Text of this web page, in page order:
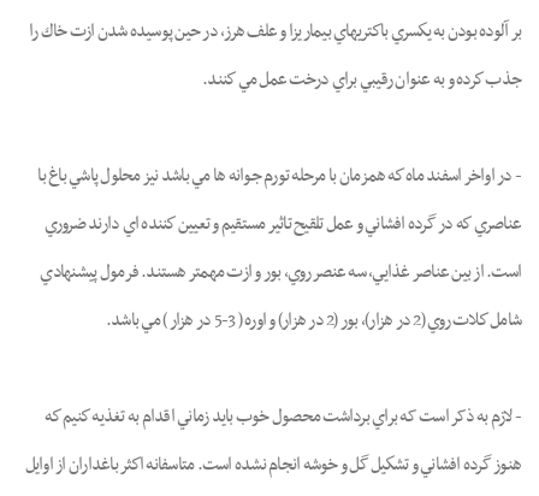
بر آلوده بودن به يكسري باكتريهاي بيماريزا و علف هرز، در حين پوسيده شدن ازت خاك را
جذب كرده و به عنوان رقيبي براي درخت عمل مي كنند.
- در اواخر اسفند ماه كه همزمان با مرحله تورم جوانه ها مي باشد نیز محلول پاشي باغ با
عناصري كه در گرده افشاني و عمل تلقيح تاثير مستقيم و تعيين كننده اي دارند ضروري
است. از بين عناصر غذايي، سه عنصر روي، بور و ازت مهمتر هستند. فرمول پيشنهادي
شامل كلات روي (2 در هزار)، بور (2 در هزار) و اوره ( 3-5 در هزار ) مي باشد.
- لازم به ذکر است که براي برداشت محصول خوب بايد زماني اقدام به تغذیه كنيم كه
هنوز گرده افشاني و تشكيل گل و خوشه انجام نشده است. متاسفانه اكثر باغداران از اوايل